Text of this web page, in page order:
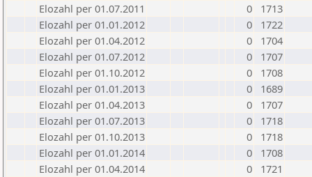
Elozahl per 01.07.2011
0
1713
Elozahl per 01.01.2012
0
1722
Elozahl per 01.04.2012
0
1704
Elozahl per 01.07.2012
0
1707
Elozahl per 01.10.2012
0
1708
Elozahl per 01.01.2013
0
1689
Elozahl per 01.04.2013
0
1707
Elozahl per 01.07.2013
0
1718
Elozahl per 01.10.2013
0
1718
Elozahl per 01.01.2014
0
1708
Elozahl per 01.04.2014
0
1721